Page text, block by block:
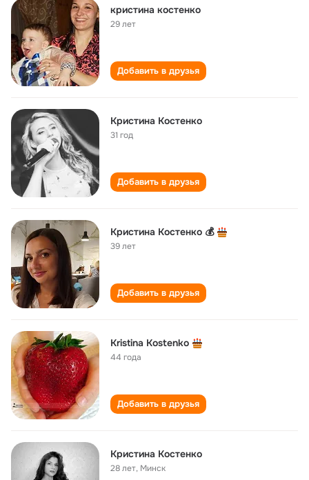
кристина костенко
29 лет
Добавить в друзья
Кристина Костенко
31 год
Добавить в друзья
Кристина Костенко 💰
39 лет
Добавить в друзья
Kristina Kostenko
44 года
Добавить в друзья
Кристина Костенко
28 лет, Минск